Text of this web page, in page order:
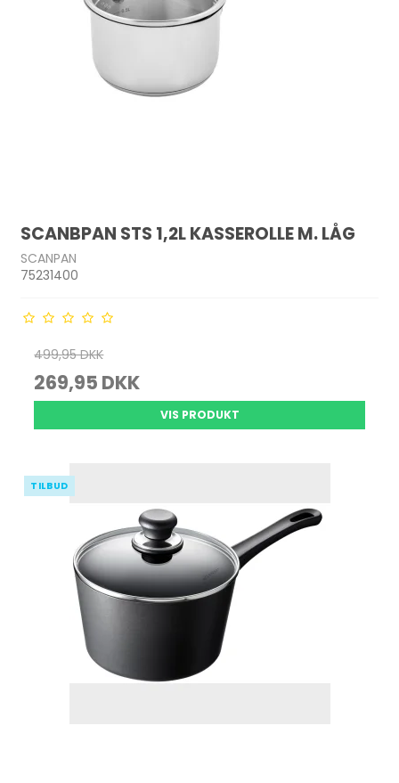
SCANBPAN STS 1,2L KASSEROLLE M. LÅG
SCANPAN
75231400
499,95 DKK
269,95 DKK
VIS PRODUKT
TILBUD